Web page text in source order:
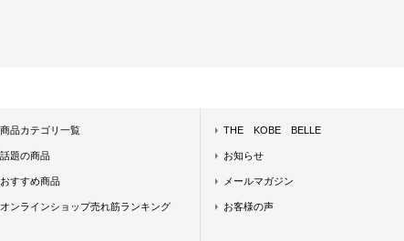
商品カテゴリ一覧
話題の商品
おすすめ商品
オンラインショップ売れ筋ランキング
THE KOBE BELLE
お知らせ
メールマガジン
お客様の声